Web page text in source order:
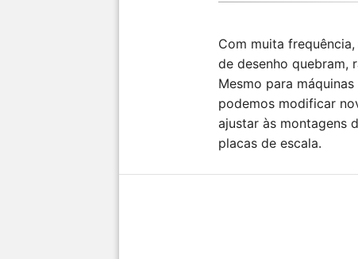
Com muita
de desenho quebram,
Mesmo para
podemos modificar
ajustar às montagens
placas de escala.